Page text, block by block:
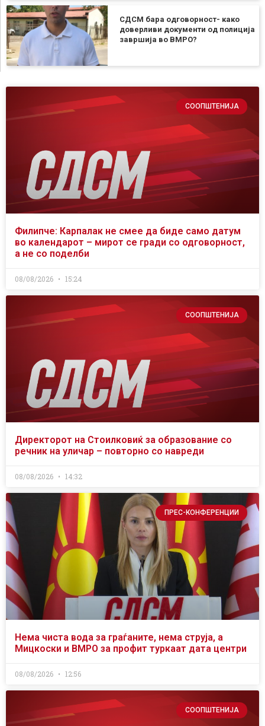
СДСМ бара одговорност- како
доверливи документи од полиција
завршија во ВМРО?
СООПШТЕНИЈА
Филипче: Карпалак не смее да биде само датум
во календарот – мирот се гради со одговорност,
а не со поделби
08/08/2026 15:24
СООПШТЕНИЈА
Директорот на Стоилковиќ за образование со
речник на уличар – повторно со навреди
08/08/2026 14:32
ПРЕС-КОНФЕРЕНЦИИ
Нема чиста вода за граѓаните, нема струја, а
Мицкоски и ВМРО за профит туркаат дата центри
08/08/2026 12:56
СООПШТЕНИЈА